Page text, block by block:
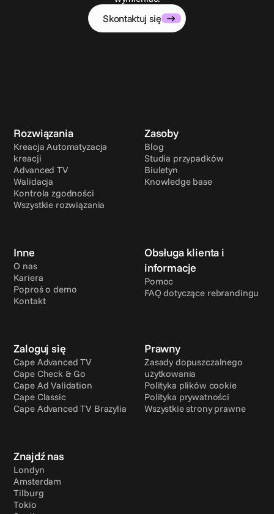
Skontaktuj się
Rozwiązania
Kreacja Automatyzacja
kreacji
Advanced TV
Walidacja
Kontrola zgodności
Wszystkie rozwiązania
Zasoby
Blog
Studia przypadków
Biuletyn
Knowledge base
Inne
O nas
Kariera
Poproś o demo
Kontakt
Obsługa klienta i
informacje
Pomoc
FAQ dotyczące rebrandingu
Zaloguj się
Cape Advanced TV
Cape Check & Go
Cape Ad Validation
Cape Classic
Cape Advanced TV Brazylia
Prawny
Zasady dopuszczalnego
użytkowania
Polityka plików cookie
Polityka prywatności
Wszystkie strony prawne
Znajdź nas
Londyn
Amsterdam
Tilburg
Tokio